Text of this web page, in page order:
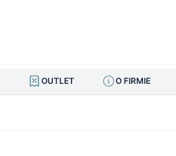
OUTLET O FIRMIE